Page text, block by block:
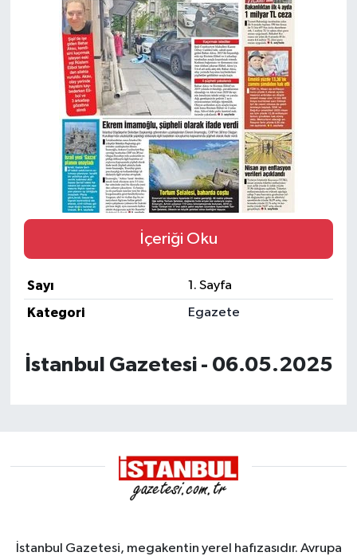
İçeriği Oku
Sayı
1. Sayfa
Kategori
Egazete
İstanbul Gazetesi - 06.05.2025
İstanbul Gazetesi, megakentin yerel hafızasıdır. Avrupa
BİLİM VE TEKNOLOJİ
OTOMOBİL
KURUMSAL